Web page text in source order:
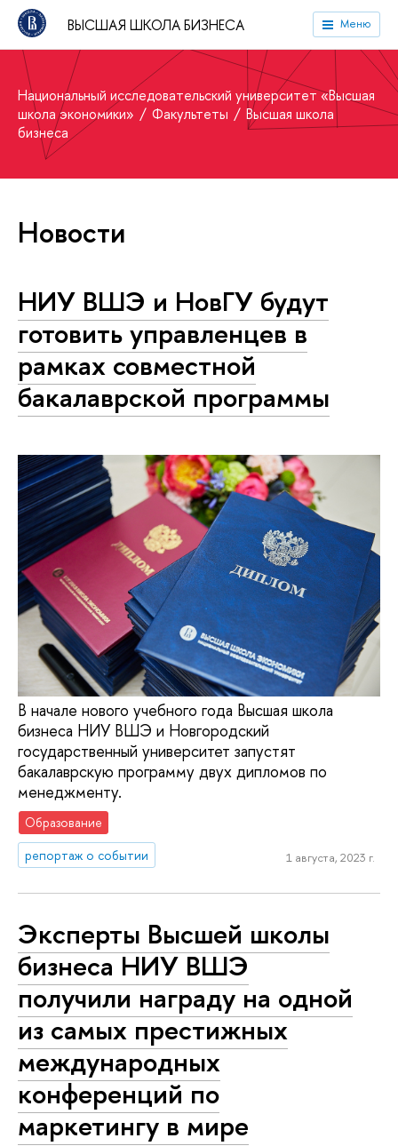
ВЫСШАЯ ШКОЛА БИЗНЕСА Меню
Национальный исследовательский университет «Высшая
школа экономики»
Факультеты
Высшая школа
бизнеса
Новости
НИУ ВШЭ и НовГУ будут
готовить управленцев в
рамках совместной
бакалаврской программы
В начале нового учебного года Высшая школа
бизнеса НИУ ВШЭ и Новгородский
государственный университет запустят
бакалаврскую программу двух дипломов по
менеджменту.
Образование
репортаж о событии
1 августа, 2023 г.
Эксперты Высшей школы
бизнеса НИУ ВШЭ
получили награду на одной
из самых престижных
международных
конференций по
маркетингу в мире